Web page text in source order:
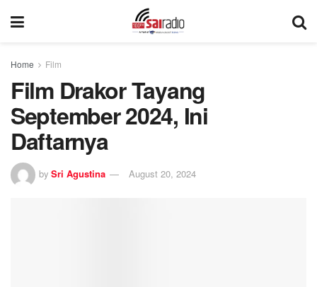
Home Film
Film Drakor Tayang
September 2024, Ini
Daftarnya
by Sri Agustina August 20, 2024